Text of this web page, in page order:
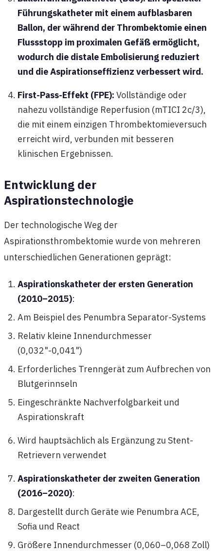
Führungskatheter mit einem aufblasbaren
Ballon, der während der Thrombektomie einen
Flussstopp im proximalen Gefäß ermöglicht,
wodurch die distale Embolisierung reduziert
und die Aspirationseffizienz verbessert wird.
First-Pass-Effekt (FPE): Vollständige oder
nahezu vollständige Reperfusion (mTICI 2c/3),
die mit einem einzigen Thrombektomieversuch
erreicht wird, verbunden mit besseren
klinischen Ergebnissen.
Entwicklung der
Aspirationstechnologie
Der technologische Weg der
Aspirationsthrombektomie wurde von mehreren
unterschiedlichen Generationen geprägt:
Aspirationskatheter der ersten Generation
(2010–2015):
Am Beispiel des Penumbra Separator-Systems
Relativ kleine Innendurchmesser
(0,032"-0,041")
Erforderliches Trenngerät zum Aufbrechen von
Blutgerinnseln
Eingeschränkte Nachverfolgbarkeit und
Aspirationskraft
Wird hauptsächlich als Ergänzung zu Stent-
Retrievern verwendet
Aspirationskatheter der zweiten Generation
(2016–2020):
Dargestellt durch Geräte wie Penumbra ACE,
Sofia und React
Größere Innendurchmesser (0,060–0,068 Zoll)